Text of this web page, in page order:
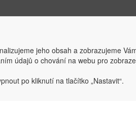
jeho obsah a zobrazujeme
údajů o chování na webu pro
po kliknutí na tlačítko „Nastavit“.